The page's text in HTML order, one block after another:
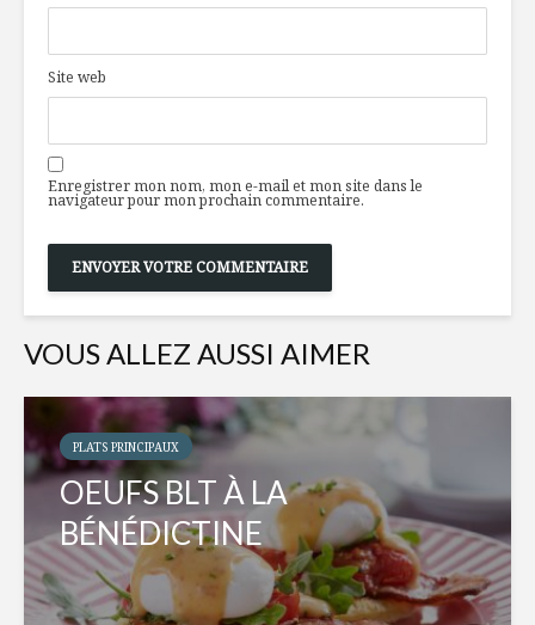
Site web
Enregistrer mon nom, mon e-mail et mon site dans le
navigateur pour mon prochain commentaire.
VOUS ALLEZ AUSSI AIMER
PLATS PRINCIPAUX
OEUFS BLT À LA
BÉNÉDICTINE